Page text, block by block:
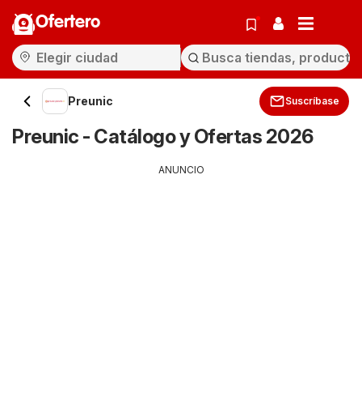
Ofertero
Preunic Suscríbase
Preunic - Catálogo y Ofertas 2026
ANUNCIO